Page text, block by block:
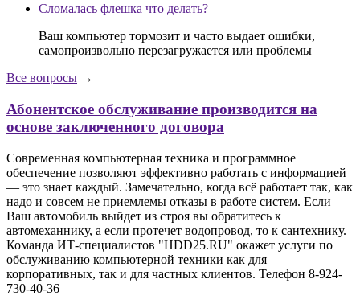
Сломалась флешка что делать?
Ваш компьютер тормозит и часто выдает ошибки,
самопроизвольно перезагружается или проблемы
Все вопросы →
Абонентское обслуживание производится на
основе заключенного договора
Современная компьютерная техника и программное
обеспечение позволяют эффективно работать с информацией
— это знает каждый. Замечательно, когда всё работает так, как
надо и совсем не приемлемы отказы в работе систем. Если
Ваш автомобиль выйдет из строя вы обратитесь к
автомеханнику, а если протечет водопровод, то к сантехнику.
Команда ИТ-специалистов "HDD25.RU" окажет услуги по
обслуживанию компьютерной техники как для
корпоративных, так и для частных клиентов. Телефон 8-924-
730-40-36